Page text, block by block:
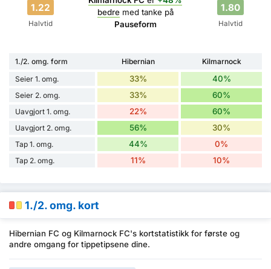
1.22
Halvtid
bedremed tanke på
Pauseform
1.80
Halvtid
1./2. omg. form Hibernian
Kilmarnock
Seier 1. omg.
33% 40%
Seier 2. omg. 33% 60%
Uavgjort 1. omg. 22% 60%
Uavgjort 2. omg. 56% 30%
Tap 1. omg. 44% 0%
Tap 2. omg. 11% 10%
1./2. omg. kort
Hibernian FC og Kilmarnock FC's kortstatistikk for første og
andre omgang for tippetipsene dine.